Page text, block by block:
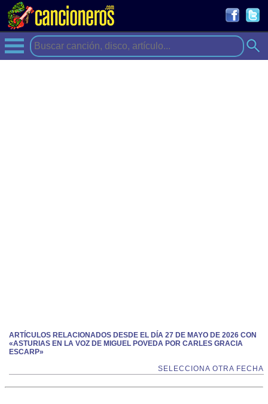
ARTÍCULOS RELACIONADOS DESDE EL DÍA 27 DE MAYO DE 2026 CON
«ASTURIAS EN LA VOZ DE MIGUEL POVEDA POR CARLES GRACIA
ESCARP»
SELECCIONA OTRA FECHA